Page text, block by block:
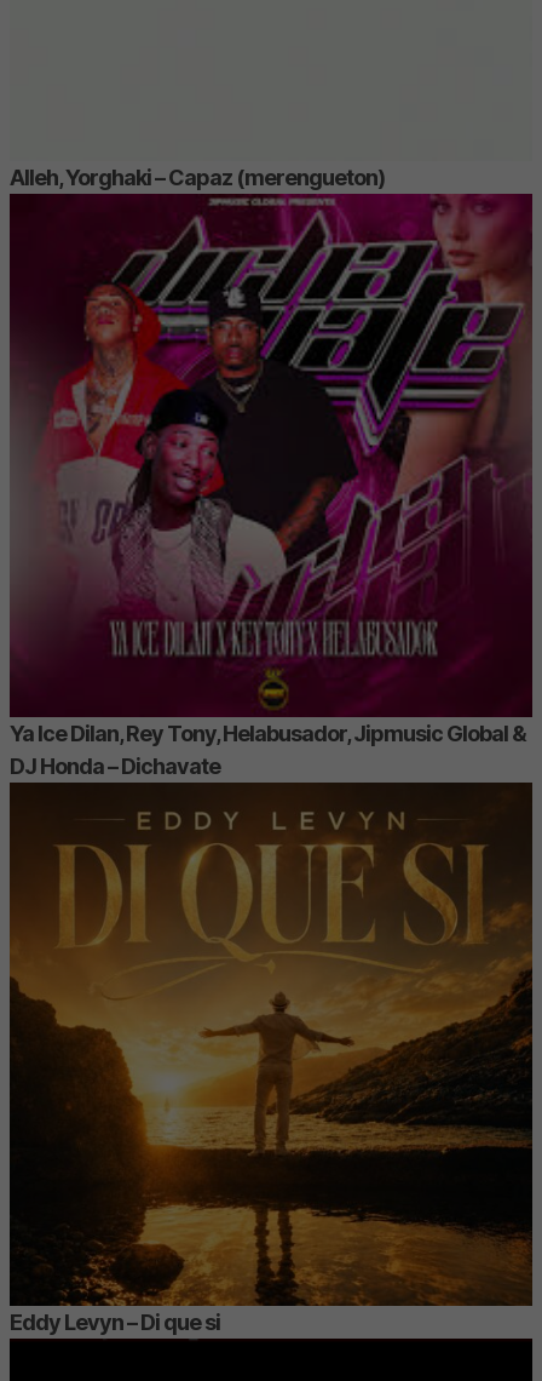
Alleh, Yorghaki – Capaz (merengueton)
Ya Ice Dilan, Rey Tony, Helabusador, Jipmusic Global &
DJ Honda – Dichavate
Eddy Levyn – Di que si